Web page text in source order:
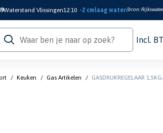
Waterstand Vlissingen12:10 -2 cmlaag water(bron:
Incl.
/ Keuken / Gas Artikelen / GASDRUKREGELAAR